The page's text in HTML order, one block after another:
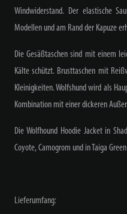
Windwiderstand. Der elastische
Modellen und am Rand der Kapuze
Die Gesäßtaschen sind mit einem
Kälte schützt. Brusttaschen mit
Kleinigkeiten. Wolfshund wird als
Kombination mit einer dickeren
Die Wolfhound Hoodie Jacket in
Coyote, Camogrom und in Taiga
Lieferumfang: